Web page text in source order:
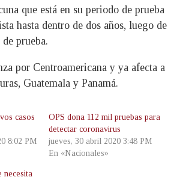
que está en su periodo de prueba
hasta dentro de dos años, luego de
prueba.
por Centroamericana y ya afecta a
Guatemala y Panamá.
casos
8:02 PM
OPS dona 112 mil pruebas para
detectar coronavirus
jueves, 30 abril 2020 3:48 PM
En «Nacionales»
necesita